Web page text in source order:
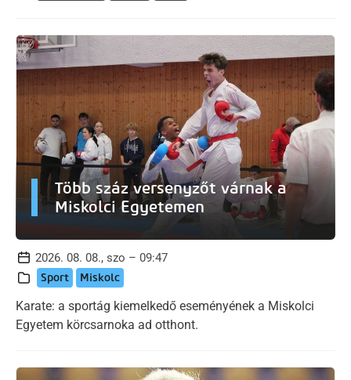
Több száz versenyzőt várnak a
Miskolci Egyetemen
2026. 08. 08., szo – 09:47
Sport Miskolc
Karate: a sportág kiemelkedő eseményének a Miskolci
Egyetem körcsarnoka ad otthont.